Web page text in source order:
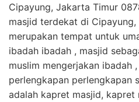
Cipayung, Jakarta Timur
masjid terdekat di
merupakan tempat untuk
ibadah ibadah , masjid
muslim mengerjakan ibadah
perlengkapan perlengkapan
adalah kapret masjid, kapret